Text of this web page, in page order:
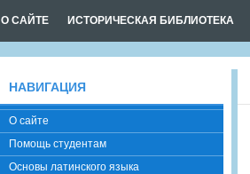
О САЙТЕ ИСТОРИЧЕСКАЯ БИБЛИОТЕКА
НАВИГАЦИЯ
О сайте
Помощь студентам
Основы латинского языка